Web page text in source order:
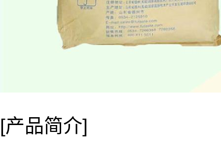
[产品简介]